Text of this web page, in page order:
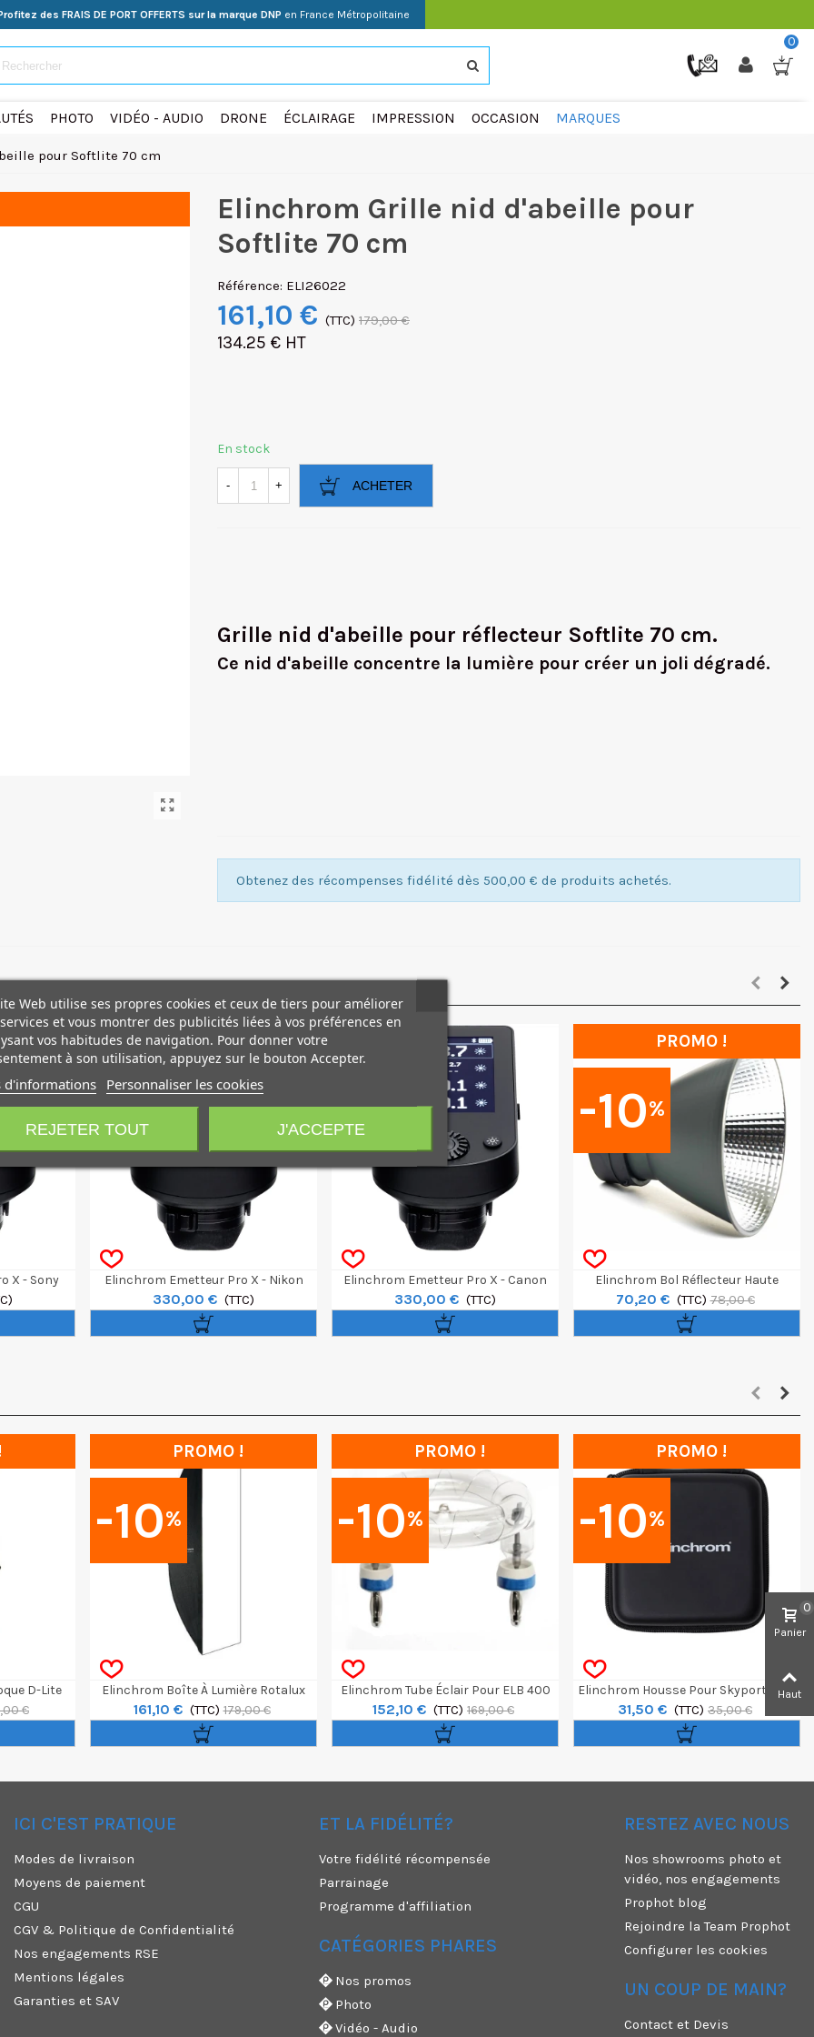
des FRAIS DE PORT OFFERTS sur la marque DNP en France Métropolitaine
0
PHOTO VIDÉO - AUDIO DRONE ÉCLAIRAGE IMPRESSION OCCASION MARQUES
pour Softlite 70 cm
Elinchrom Grille nid d'abeille pour
Softlite 70 cm
Référence: ELI26022
161,10 € (TTC) 179,00 €
134.25 € HT
En stock
- + ACHETER
Grille nid d'abeille pour réflecteur Softlite 70 cm.
Ce nid d'abeille concentre la lumière pour créer un joli dégradé.
Obtenez des récompenses fidélité dès 500,00 € de produits achetés.
X - Sony Elinchrom Emetteur Pro X - Nikon
330,00 € (TTC)
Elinchrom Emetteur Pro X - Canon
330,00 € (TTC)
-10%
PROMO !
Elinchrom Bol Réflecteur Haute
Performance OCF
70,20 € (TTC) 78,00 €
D-Lite
€
-10%
PROMO !
Elinchrom Boîte À Lumière Rotalux
Stripbox 35 X 100cm
161,10 € (TTC) 179,00 €
-10%
PROMO !
Elinchrom Tube Éclair Pour ELB 400
Action
152,10 € (TTC) 169,00 €
-10%
PROMO !
Elinchrom Housse Pour Skyport Plus
Et Plus HS
31,50 € (TTC) 35,00 €
ICI C'EST PRATIQUE
Modes de livraison
Moyens de paiement
CGU
CGV & Politique de Confidentialité
Nos engagements RSE
Mentions légales
Garanties et SAV
ET LA FIDÉLITÉ?
Votre fidélité récompensée
Parrainage
Programme d'affiliation
CATÉGORIES PHARES
Nos promos
Photo
Vidéo - Audio
RESTEZ AVEC NOUS
Nos showrooms photo et
vidéo, nos engagements
Prophot blog
Rejoindre la Team Prophot
Configurer les cookies
UN COUP DE MAIN?
Contact et Devis
Web utilise ses propres cookies et ceux de tiers pour améliorer
et vous montrer des publicités liées à vos préférences en
vos habitudes de navigation. Pour donner votre
à son utilisation, appuyez sur le bouton Accepter.
d'informations Personnaliser les cookies
REJETER TOUT J'ACCEPTE
Panier
0
Haut